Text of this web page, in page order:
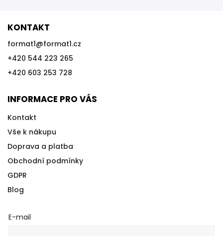
KONTAKT
format1@format1.cz
+420 544 223 265
+420 603 253 728
INFORMACE PRO VÁS
Kontakt
Vše k nákupu
Doprava a platba
Obchodní podmínky
GDPR
Blog
E-mail